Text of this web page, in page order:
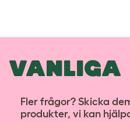
VANLIGA
Fler frågor? Skicka
produkter, vi kan